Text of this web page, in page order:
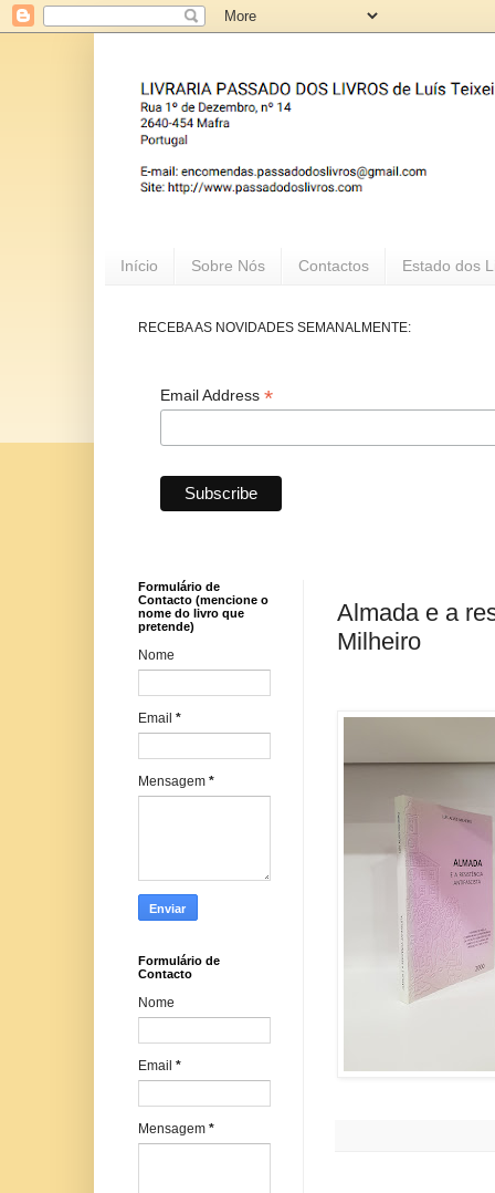
Início Sobre Nós Contactos Estado dos
RECEBA AS NOVIDADES SEMANALMENTE:
Email Address *
Almada e a
Milheiro
Formulário de
Contacto (mencione o
nome do livro que
pretende)
Nome
Email *
Mensagem *
Formulário de
Contacto
Nome
Email *
Mensagem *